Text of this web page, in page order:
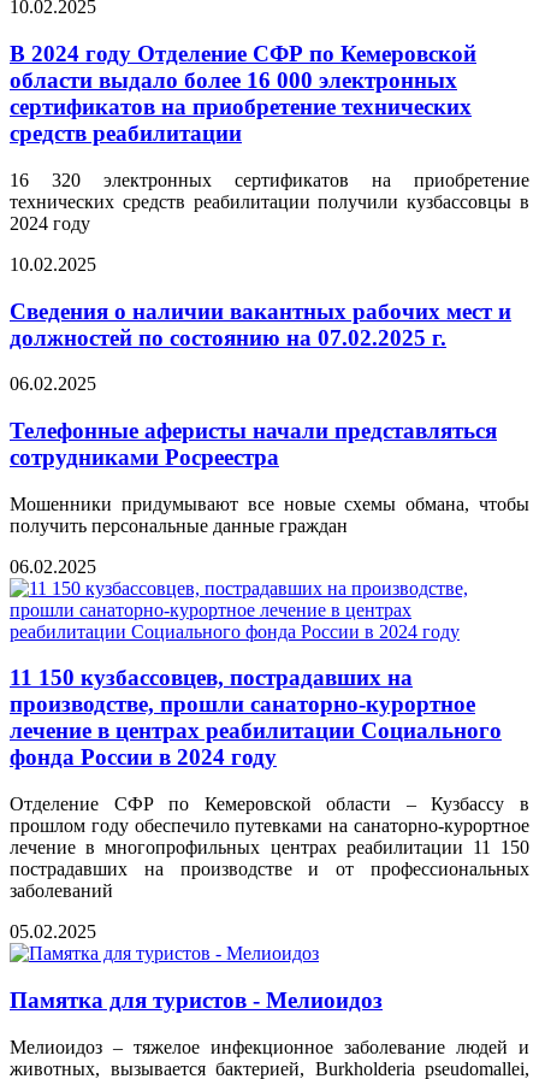
10.02.2025
В 2024 году Отделение СФР по Кемеровской
области выдало более 16 000 электронных
сертификатов на приобретение технических
средств реабилитации
16 320 электронных сертификатов на приобретение
технических средств реабилитации получили кузбассовцы в
2024 году
10.02.2025
Сведения о наличии вакантных рабочих мест и
должностей по состоянию на 07.02.2025 г.
06.02.2025
Телефонные аферисты начали представляться
сотрудниками Росреестра
Мошенники придумывают все новые схемы обмана, чтобы
получить персональные данные граждан
06.02.2025
11 150 кузбассовцев, пострадавших на
производстве, прошли санаторно-курортное
лечение в центрах реабилитации Социального
фонда России в 2024 году
Отделение СФР по Кемеровской области – Кузбассу в
прошлом году обеспечило путевками на санаторно-курортное
лечение в многопрофильных центрах реабилитации 11 150
пострадавших на производстве и от профессиональных
заболеваний
05.02.2025
Памятка для туристов - Мелиоидоз
Мелиоидоз – тяжелое инфекционное заболевание людей и
животных, вызывается бактерией, Burkholderia pseudomallei,